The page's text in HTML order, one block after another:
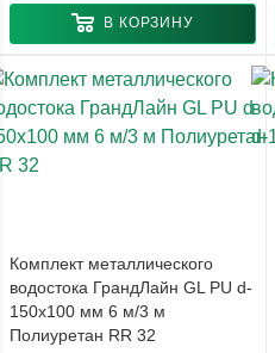
В КОРЗИНУ
Комплект металлического
водостока ГрандЛайн GL PU d-
150x100 мм 6 м/3 м
Полиуретан RR 32